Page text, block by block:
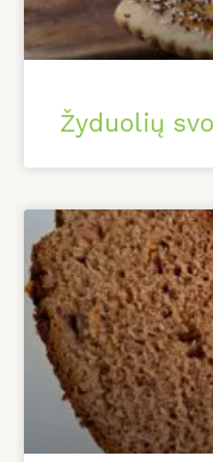
Žyduolių